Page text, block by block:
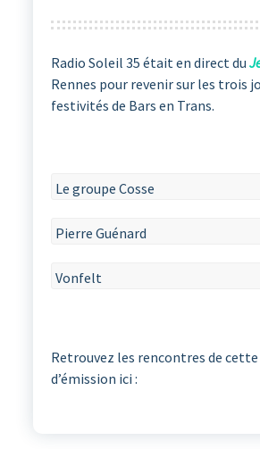
Radio Soleil 35 était en direct du
Rennes pour revenir sur les trois
festivités de Bars en Trans.
Le groupe Cosse
Pierre Guénard
Vonfelt
Retrouvez les rencontres de cette
d’émission ici :